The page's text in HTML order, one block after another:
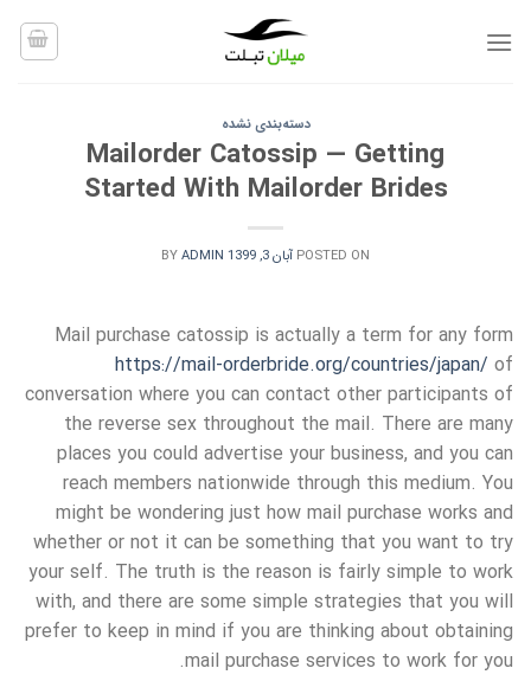
دسته‌بندی نشده
Mailorder Catossip — Getting
Started With Mailorder Brides
POSTED ON آبان 3, 1399 BYADMIN
Mail purchase catossip is actually a term for any form
https://mail-orderbride.org/countries/japan/ of
conversation where you can contact other participants of
the reverse sex throughout the mail. There are many
places you could advertise your business, and you can
reach members nationwide through this medium. You
might be wondering just how mail purchase works and
whether or not it can be something that you want to try
your self. The truth is the reason is fairly simple to work
with, and there are some simple strategies that you will
prefer to keep in mind if you are thinking about obtaining
mail purchase services to work for you.